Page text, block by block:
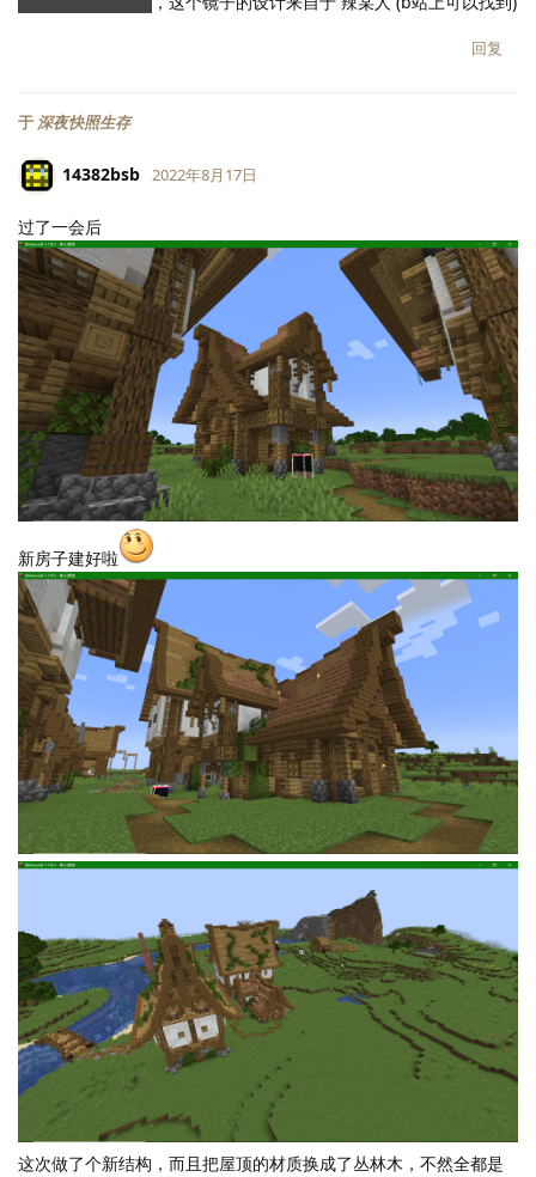
回复
于 深夜快照生存
14382bsb
LV.118
2022年8月17日
过了一会后
新房子建好啦
这次做了个新结构，而且把屋顶的材质换成了丛林木，不然全都是